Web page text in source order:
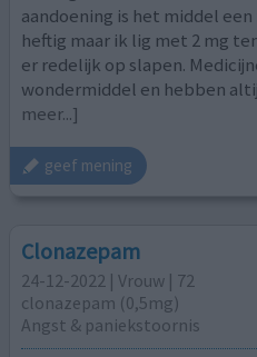
aandoening is het middel
heftig maar ik lig met 2 mg
er redelijk op slapen.
wondermiddel en hebben
meer...]
geef mening
Clonazepam
24-12-2022 | Vrouw | 72
clonazepam (0,5mg)
Angst & paniekstoornis